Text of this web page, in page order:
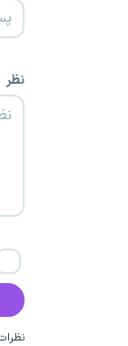
نظر